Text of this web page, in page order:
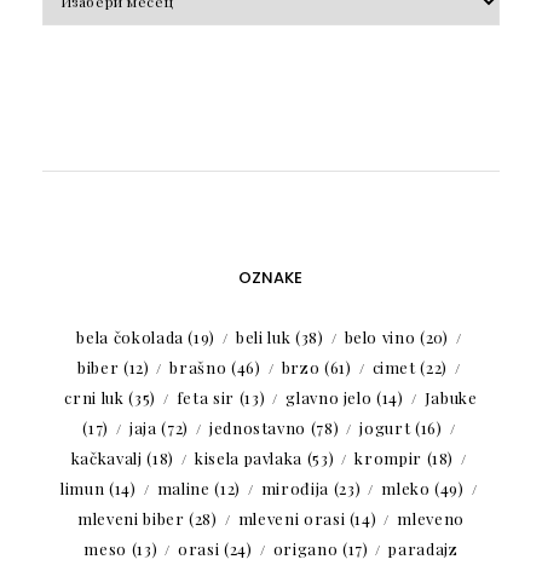
OZNAKE
bela čokolada (19) beli luk (38) belo vino (20)
biber (12) brašno (46) brzo (61) cimet(22)
crni luk (35) feta sir (13) glavno jelo (14)
Jabuke
(17)
jaja (72) jednostavno (78) jogurt(16)
kačkavalj (18) kisela pavlaka (53) krompir (18)
limun (14) maline (12) mirođija (23) mleko (49)
mleveni biber (28) mleveni orasi (14)
mleveno
meso (13) orasi (24) origano (17)
paradajz